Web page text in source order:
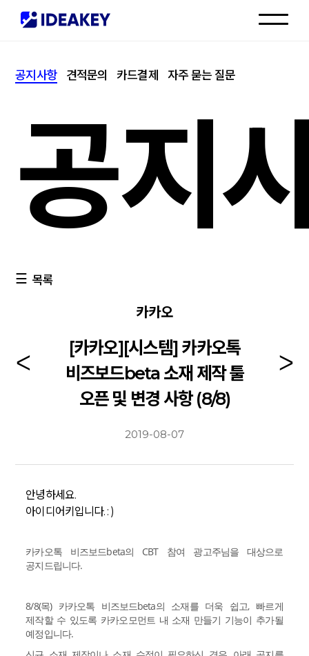
고객센터
공지사항 견적문의 카드결제 자주 묻는 질문
공지
목록
카카오
[카카오][시스템] 카카오톡
비즈보드beta 소재 제작 툴
오픈 및 변경 사항 (8/8)
2019-08-07
안녕하세요.
아이디어키입니다. : )
카카오톡 비즈보드beta의 CBT 참여 광고주님을 대상으로
공지드립니다.
8/8(목) 카카오톡 비즈보드beta의 소재를 더욱 쉽고, 빠르게
제작할 수 있도록 카카오모먼트 내 소재 만들기 기능이 추가될
예정입니다.